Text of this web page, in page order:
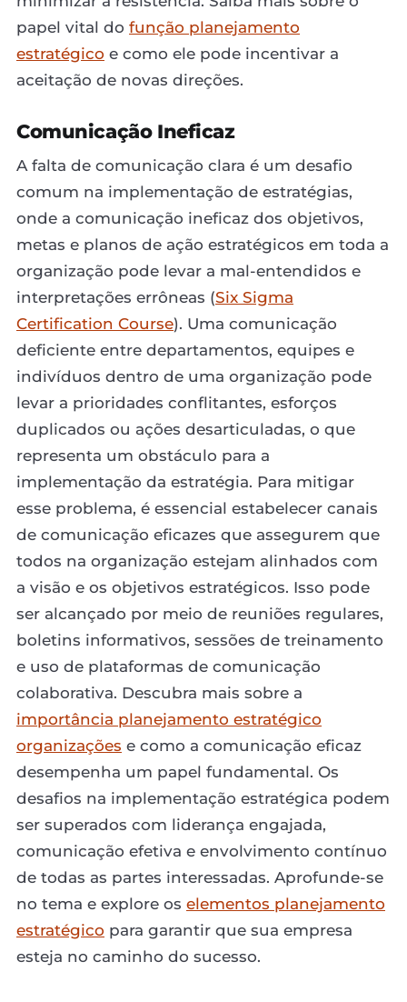
papel vital do função planejamento
estratégico e como ele pode incentivar a
aceitação de novas direções.
Comunicação Ineficaz
A falta de comunicação clara é um desafio
comum na implementação de estratégias,
onde a comunicação ineficaz dos objetivos,
metas e planos de ação estratégicos em toda a
organização pode levar a mal-entendidos e
interpretações errôneas (Six Sigma
Certification Course). Uma comunicação
deficiente entre departamentos, equipes e
indivíduos dentro de uma organização pode
levar a prioridades conflitantes, esforços
duplicados ou ações desarticuladas, o que
representa um obstáculo para a
implementação da estratégia. Para mitigar
esse problema, é essencial estabelecer canais
de comunicação eficazes que assegurem que
todos na organização estejam alinhados com
a visão e os objetivos estratégicos. Isso pode
ser alcançado por meio de reuniões regulares,
boletins informativos, sessões de treinamento
e uso de plataformas de comunicação
colaborativa. Descubra mais sobre a
importância planejamento estratégico
organizações e como a comunicação eficaz
desempenha um papel fundamental. Os
desafios na implementação estratégica podem
ser superados com liderança engajada,
comunicação efetiva e envolvimento contínuo
de todas as partes interessadas. Aprofunde-se
no tema e explore os elementos planejamento
estratégico para garantir que sua empresa
esteja no caminho do sucesso.